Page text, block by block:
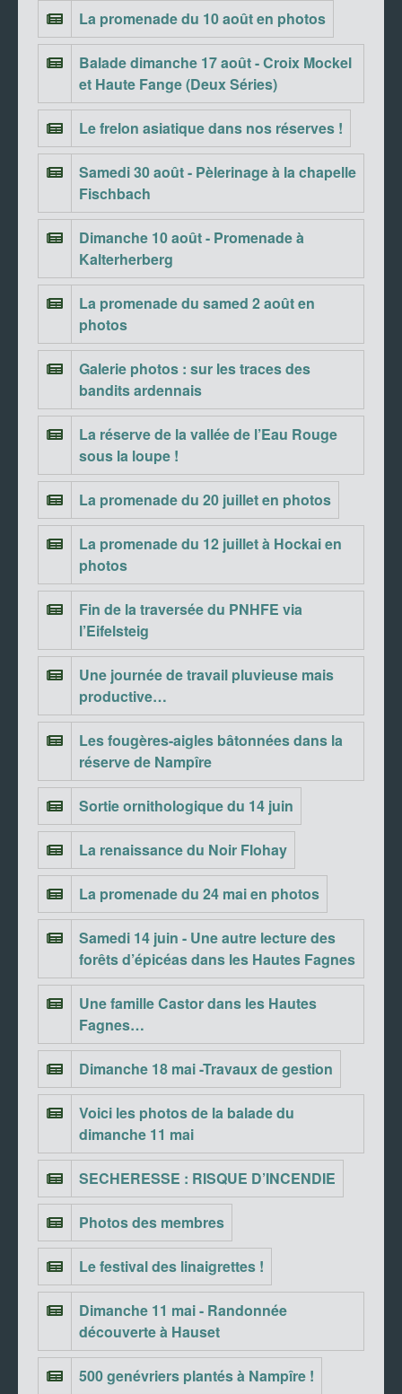
La promenade du 10 août en photos
Balade dimanche 17 août - Croix Mockel
et Haute Fange (Deux Séries)
Le frelon asiatique dans nos réserves !
Samedi 30 août - Pèlerinage à la chapelle
Fischbach
Dimanche 10 août - Promenade à
Kalterherberg
La promenade du samed 2 août en
photos
Galerie photos : sur les traces des
bandits ardennais
La réserve de la vallée de l’Eau Rouge
sous la loupe !
La promenade du 20 juillet en photos
La promenade du 12 juillet à Hockai en
photos
Fin de la traversée du PNHFE via
l’Eifelsteig
Une journée de travail pluvieuse mais
productive…
Les fougères-aigles bâtonnées dans la
réserve de Nampîre
Sortie ornithologique du 14 juin
La renaissance du Noir Flohay
La promenade du 24 mai en photos
Samedi 14 juin - Une autre lecture des
forêts d’épicéas dans les Hautes Fagnes
Une famille Castor dans les Hautes
Fagnes…
Dimanche 18 mai -Travaux de gestion
Voici les photos de la balade du
dimanche 11 mai
SECHERESSE : RISQUE D’INCENDIE
Photos des membres
Le festival des linaigrettes !
Dimanche 11 mai - Randonnée
découverte à Hauset
500 genévriers plantés à Nampîre !